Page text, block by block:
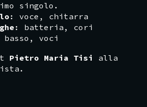
singolo.
: voce, chitarra
: batteria, cori
basso, voci
Pietro Maria Tisi
alla
.